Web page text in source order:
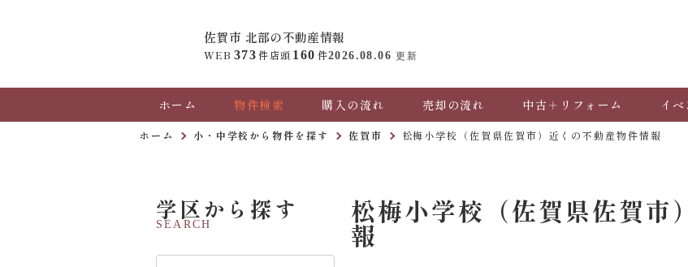
佐賀市 北部の不動産情報
WEB 373 件店頭 160 件2026.08.06更新
ホーム 物件検索 購入の流れ 売却の流れ 中古＋リフォーム イ
ホーム 小・中学校から物件を探す 佐賀市 松梅小学校（佐賀県佐賀市）近くの不動産物件情報
松梅小学校（佐賀県佐賀市
報
学区から探す
SEARCH